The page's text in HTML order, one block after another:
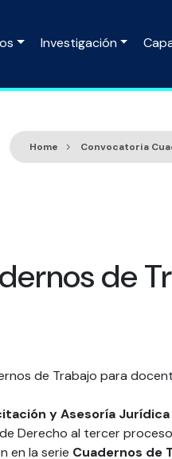
Investigación
Home Convocatoria
de
y Asesoría Jurídica
Derecho al tercer
en la serie Cuadernos de